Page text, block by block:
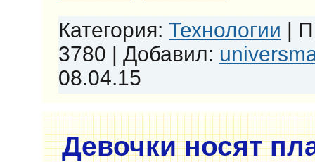
Категория: Технологии |
3780 | Добавил:
08.04.15
Девочки носят